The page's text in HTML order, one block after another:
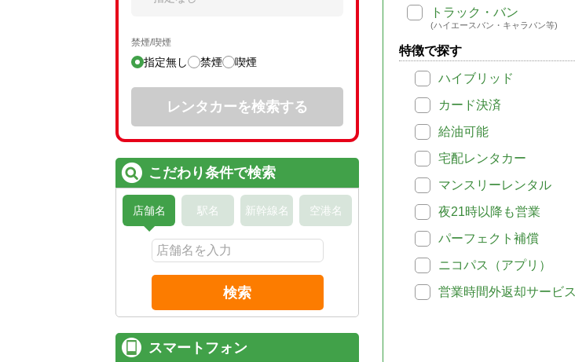
トラック・バン
(ハイエースバン・キャラバン等)
特徴で探す
ハイブリッド
カード決済
給油可能
宅配レンタカー
マンスリーレンタル
夜21時以降も営業
パーフェクト補償
ニコパス（アプリ）
営業時間外返却サービス
禁煙/喫煙
指定無し 禁煙 喫煙
レンタカーを検索する
こだわり条件で検索
店舗名 駅名 新幹線名 空港名
検索
スマートフォン